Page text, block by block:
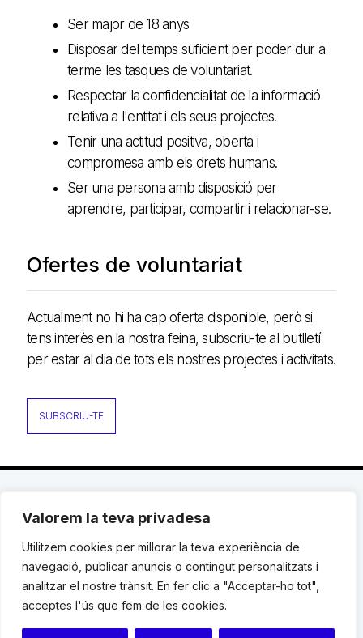
Valorem la teva privadesa
Utilitzem cookies per millorar la teva experiència de
navegació, publicar anuncis o contingut personalitzats i
analitzar el nostre trànsit. En fer clic a "Acceptar-ho tot",
acceptes l'ús que fem de les cookies.
Ser major de 18 anys
Disposar del temps suficient per poder dur a
terme les tasques de voluntariat.
Respectar la confidencialitat de la informació
relativa a l'entitat i els seus projectes.
Tenir una actitud positiva, oberta i
compromesa amb els drets humans.
Ser una persona amb disposició per
aprendre, participar, compartir i relacionar-se.
Ofertes de voluntariat
Actualment no hi ha cap oferta disponible, però si
tens interès en la nostra feina, subscriu-te al butlletí
per estar al dia de tots els nostres projectes i activitats.
SUBSCRIU-TE
C. Avinyó 44, 2n | 08002 Barcelona |
119 03 72|institut@idhc.org
© Institut de Drets Humans de Catalunya.
Avis legal|Cookies|Contacte